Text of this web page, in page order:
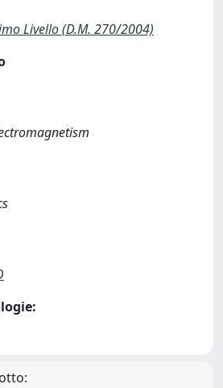
Livello (D.M. 270/2004)